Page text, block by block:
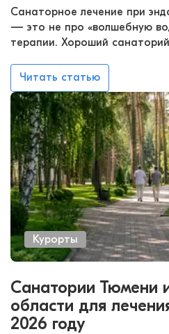
Санаторное лечение при
— это не про «волшебную
терапии. Хороший
нагрузку, пройти
процедуры, которые
специалисты также могут
программу с учетом
общего состояния.
Читать статью
Курорты
Санатории Тюмени
области для
2026 году